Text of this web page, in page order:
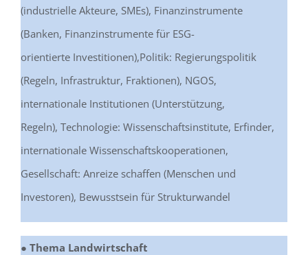
(industrielle Akteure, SMEs), Finanzinstrumente
(Banken, Finanzinstrumente für ESG-
orientierte Investitionen),Politik: Regierungspolitik
(Regeln, Infrastruktur, Fraktionen), NGOS,
internationale Institutionen (Unterstützung,
Regeln), Technologie: Wissenschaftsinstitute, Erfinder,
internationale Wissenschaftskooperationen,
Gesellschaft: Anreize schaffen (Menschen und
Investoren), Bewusstsein für Strukturwandel
● Thema Landwirtschaft